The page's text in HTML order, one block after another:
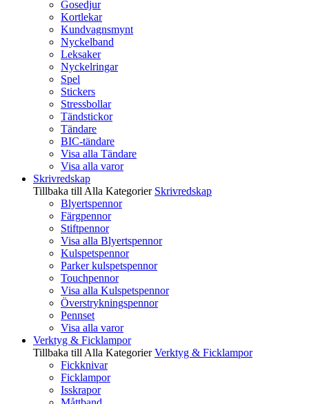
Gosedjur
Kortlekar
Kundvagnsmynt
Nyckelband
Leksaker
Nyckelringar
Spel
Stickers
Stressbollar
Tändstickor
Tändare
BIC-tändare
Visa alla Tändare
Visa alla varor
Skrivredskap
Tillbaka till Alla Kategorier Skrivredskap
Blyertspennor
Färgpennor
Stiftpennor
Visa alla Blyertspennor
Kulspetspennor
Parker kulspetspennor
Touchpennor
Visa alla Kulspetspennor
Överstrykningspennor
Pennset
Visa alla varor
Verktyg & Ficklampor
Tillbaka till Alla Kategorier Verktyg & Ficklampor
Fickknivar
Ficklampor
Isskrapor